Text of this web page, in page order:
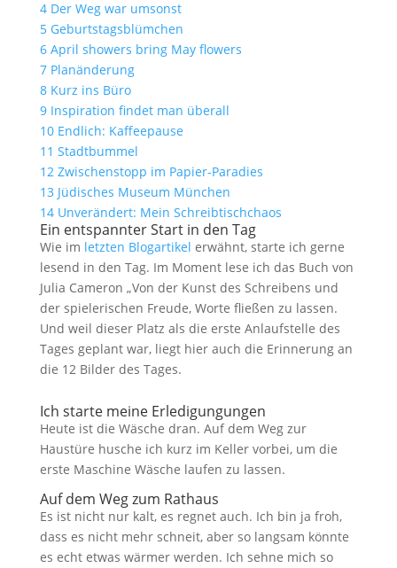
4 Der Weg war umsonst
5 Geburtstagsblümchen
6 April showers bring May flowers
7 Planänderung
8 Kurz ins Büro
9 Inspiration findet man überall
10 Endlich: Kaffeepause
11 Stadtbummel
12 Zwischenstopp im Papier-Paradies
13 Jüdisches Museum München
14 Unverändert: Mein Schreibtischchaos
Ein entspannter Start in den Tag
Wie im letzten Blogartikel erwähnt, starte ich gerne
lesend in den Tag. Im Moment lese ich das Buch von
Julia Cameron „Von der Kunst des Schreibens und
der spielerischen Freude, Worte fließen zu lassen.
Und weil dieser Platz als die erste Anlaufstelle des
Tages geplant war, liegt hier auch die Erinnerung an
die 12 Bilder des Tages.
Ich starte meine Erledigungungen
Heute ist die Wäsche dran. Auf dem Weg zur
Haustüre husche ich kurz im Keller vorbei, um die
erste Maschine Wäsche laufen zu lassen.
Auf dem Weg zum Rathaus
Es ist nicht nur kalt, es regnet auch. Ich bin ja froh,
dass es nicht mehr schneit, aber so langsam könnte
es echt etwas wärmer werden. Ich sehne mich so